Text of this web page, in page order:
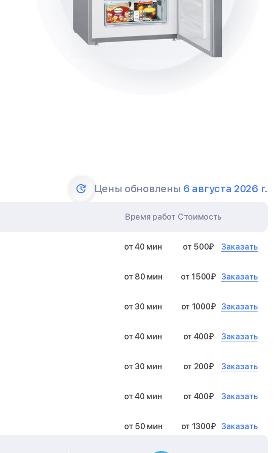
Цены обновлены 6 августа 2026 г.
Время работ Стоимость
от 40 мин от 500₽ Заказать
от 80 мин от 1500₽ Заказать
от 30 мин от 1000₽ Заказать
от 40 мин от 400₽ Заказать
от 30 мин от 200₽ Заказать
от 40 мин от 400₽ Заказать
от 50 мин от 1300₽ Заказать